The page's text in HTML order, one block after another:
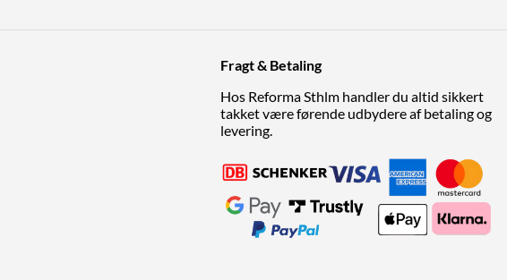
Fragt & Betaling
Hos Reforma Sthlm handler du altid sikkert
takket være førende udbydere af betaling og
levering.